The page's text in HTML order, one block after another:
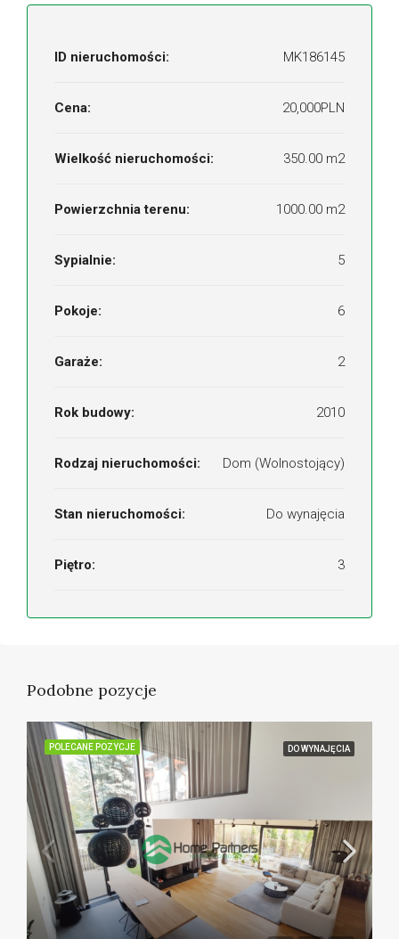
ID nieruchomości: MK186145
Cena: 20,000PLN
Wielkość nieruchomości: 350.00 m2
Powierzchnia terenu: 1000.00 m2
Sypialnie: 5
Pokoje: 6
Garaże: 2
Rok budowy: 2010
Rodzaj nieruchomości: Dom (Wolnostojący)
Stan nieruchomości: Do wynajęcia
Piętro: 3
Podobne pozycje
POLECANE POZYCJE DO WYNAJĘCIA